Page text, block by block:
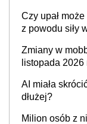
Czy upał
z powodu siły
Zmiany w
listopada
AI miała
dłużej?
Milion osób z